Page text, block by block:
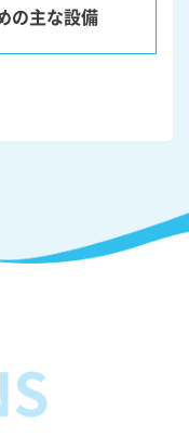
の主な設備